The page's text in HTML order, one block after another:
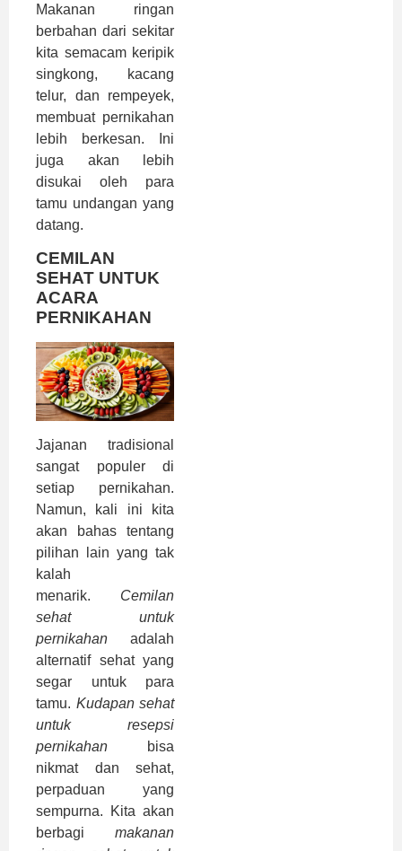
Makanan ringan
berbahan dari sekitar
kita semacam keripik
singkong, kacang
telur, dan rempeyek,
membuat pernikahan
lebih berkesan. Ini
juga akan lebih
disukai oleh para
tamu undangan yang
datang.
CEMILAN
SEHAT UNTUK
ACARA
PERNIKAHAN
Jajanan tradisional
sangat populer di
setiap pernikahan.
Namun, kali ini kita
akan bahas tentang
pilihan lain yang tak
kalah
menarik. Cemilan
sehat untuk
pernikahan adalah
alternatif sehat yang
segar untuk para
tamu. Kudapan sehat
untuk resepsi
pernikahan bisa
nikmat dan sehat,
perpaduan yang
sempurna. Kita akan
berbagi makanan